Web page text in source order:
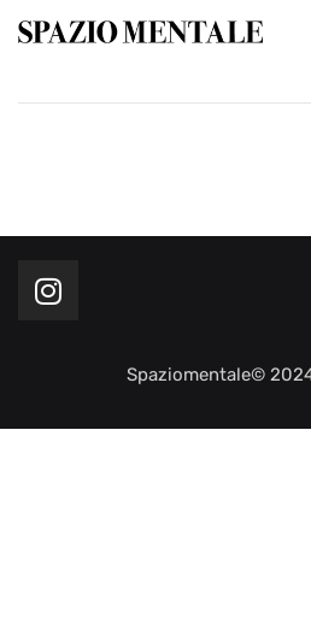
Spaziomentale©